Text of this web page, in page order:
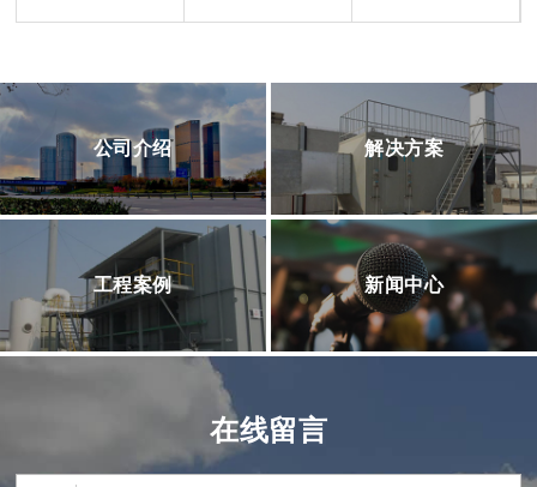
公司介绍 解决方案
工程案例 新闻中心
在线留言